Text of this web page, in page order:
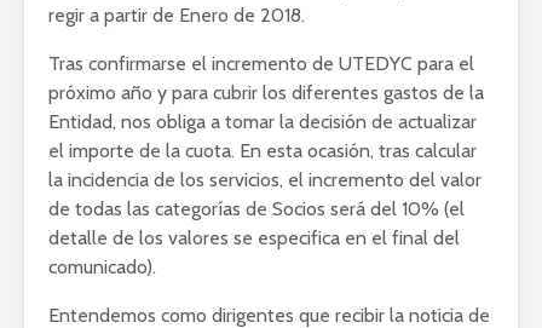
regir a partir de Enero de 2018.
Tras confirmarse el incremento de UTEDYC para el
próximo año y para cubrir los diferentes gastos de la
Entidad, nos obliga a tomar la decisión de actualizar
el importe de la cuota. En esta ocasión, tras calcular
la incidencia de los servicios, el incremento del valor
de todas las categorías de Socios será del 10% (el
detalle de los valores se especifica en el final del
comunicado).
Entendemos como dirigentes que recibir la noticia de